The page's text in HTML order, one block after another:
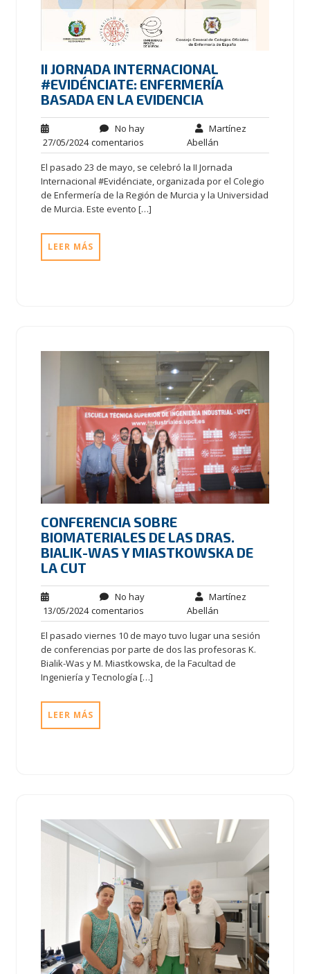
II JORNADA INTERNACIONAL
#EVIDÉNCIATE: ENFERMERÍA
BASADA EN LA EVIDENCIA
27/05/2024
No hay
comentarios
Martínez
Abellán
El pasado 23 de mayo, se celebró la II Jornada
Internacional #Evidénciate, organizada por el Colegio
de Enfermería de la Región de Murcia y la Universidad
de Murcia. Este evento […]
LEER MÁS
CONFERENCIA SOBRE
BIOMATERIALES DE LAS DRAS.
BIALIK-WAS Y MIASTKOWSKA DE
LA CUT
13/05/2024
No hay
comentarios
Martínez
Abellán
El pasado viernes 10 de mayo tuvo lugar una sesión
de conferencias por parte de dos las profesoras K.
Bialik-Was y M. Miastkowska, de la Facultad de
Ingeniería y Tecnología […]
LEER MÁS